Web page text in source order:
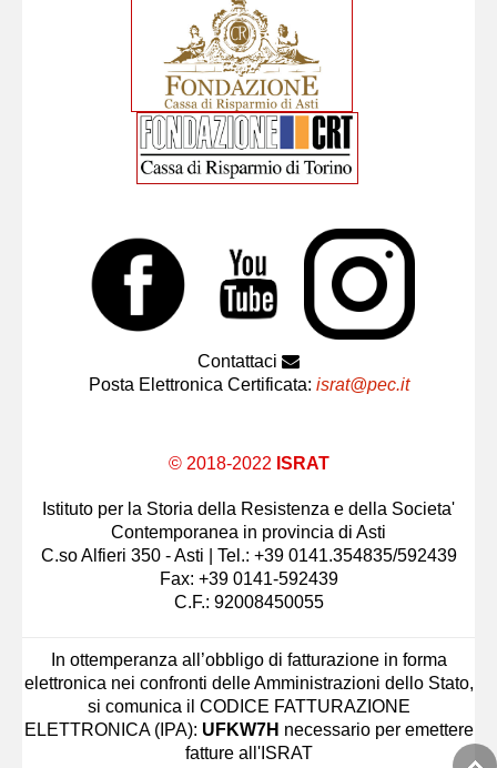
Contattaci
Posta Elettronica Certificata: israt@pec.it
© 2018-2022 ISRAT
Istituto per la Storia della Resistenza e della Societa'
Contemporanea in provincia di Asti
C.so Alfieri 350 - Asti | Tel.: +39 0141.354835/592439
Fax: +39 0141-592439
C.F.: 92008450055
In ottemperanza all’obbligo di fatturazione in forma
elettronica nei confronti delle Amministrazioni dello Stato,
si comunica il CODICE FATTURAZIONE
ELETTRONICA (IPA): UFKW7H necessario per emettere
fatture all'ISRAT